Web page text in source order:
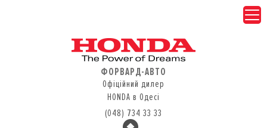
ФОРВАРД-АВТО
Офіційний дилер
HONDA в Одесі
(048) 734 33 33